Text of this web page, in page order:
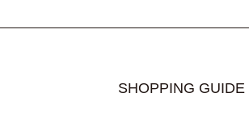
SHOPPING GUIDE